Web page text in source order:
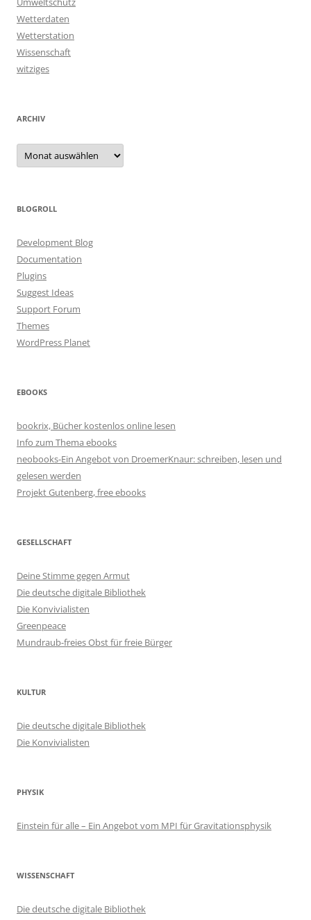
Wetterdaten
Wetterstation
Wissenschaft
witziges
ARCHIV
Archiv
BLOGROLL
Development Blog
Documentation
Plugins
Suggest Ideas
Support Forum
Themes
WordPress Planet
EBOOKS
bookrix, Bücher kostenlos online lesen
Info zum Thema ebooks
neobooks-Ein Angebot von DroemerKnaur: schreiben, lesen und
gelesen werden
Projekt Gutenberg, free ebooks
GESELLSCHAFT
Deine Stimme gegen Armut
Die deutsche digitale Bibliothek
Die Konvivialisten
Greenpeace
Mundraub-freies Obst für freie Bürger
KULTUR
Die deutsche digitale Bibliothek
Die Konvivialisten
PHYSIK
Einstein für alle – Ein Angebot vom MPI für Gravitationsphysik
WISSENSCHAFT
Die deutsche digitale Bibliothek